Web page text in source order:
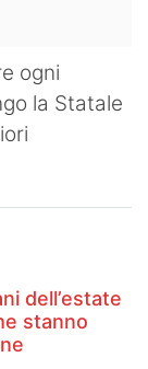
ogni
la Statale
dell’estate
stanno